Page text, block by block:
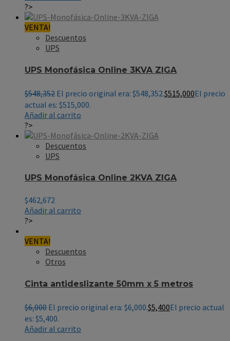
?>
VENTA!
Descuentos
UPS
UPS Monofásica Online 3KVA ZIGA
$548,352 El precio original era: $548,352.$515,000El precio
actual es: $515,000.
Añadir al carrito
?>
Descuentos
UPS
UPS Monofásica Online 2KVA ZIGA
$462,672
Añadir al carrito
?>
VENTA!
Descuentos
Otros
Cinta antideslizante 50mm x 5 metros
$6,000 El precio original era: $6,000.$5,400El precio actual
es: $5,400.
Añadir al carrito